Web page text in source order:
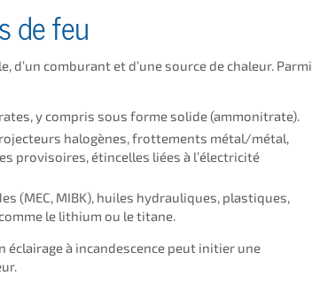
de feu
comburant et d’une source de chaleur. Parmi
y compris sous forme solide (ammonitrate).
halogènes, frottements métal/métal,
provisoires, étincelles liées à l’électricité
(MEC, MIBK), huiles hydrauliques, plastiques,
le lithium ou le titane.
éclairage à incandescence peut initier une